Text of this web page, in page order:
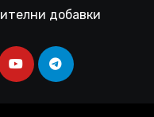
добавки